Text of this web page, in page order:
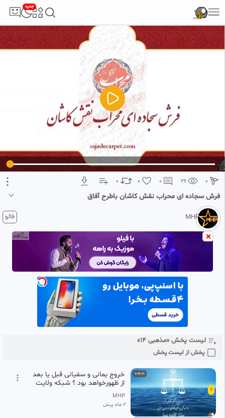
جدید
تبلیغ 1 از 2
0 0 0 26 0
فرش سجاده ای محراب نقش کاشان باطرح آفاق
برای دیدن ویدیو های بیشتر و حمایت از کانال ما را در فیلو دنبال کنید
MHP فالو
لیست پخش «مذهبی ۱۴»
پخش از لیست پخش
1
0:06:01
خروج یمانی و سفیانی قبل یا بعد
از ظهورخواهد بود ؟ شبکه ولایت
MHP
2 ماه پیش